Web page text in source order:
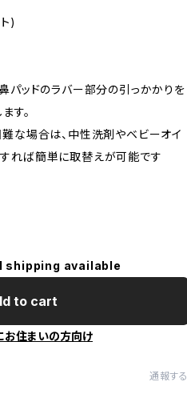
)
パッドのラバー部分の引っかかりを
す。
難な場合は、中性洗剤やベビーオイ
れば簡単に取替えが可能です
shipping available
to cart
お住まいの方向け
通報する